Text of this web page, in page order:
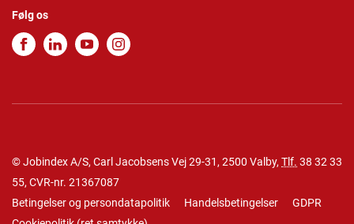
Følg os
© Jobindex A/S, Carl Jacobsens Vej 29-31, 2500 Valby, Tlf. 38 32 33
55, CVR-nr. 21367087
Betingelser og persondatapolitik
Handelsbetingelser
GDPR